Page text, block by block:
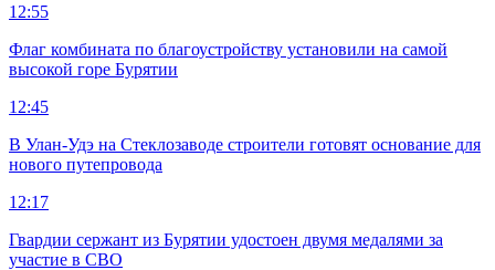
12:55
Флаг комбината по благоустройству установили на самой
высокой горе Бурятии
12:45
В Улан-Удэ на Стеклозаводе строители готовят основание для
нового путепровода
12:17
Гвардии сержант из Бурятии удостоен двумя медалями за
участие в СВО